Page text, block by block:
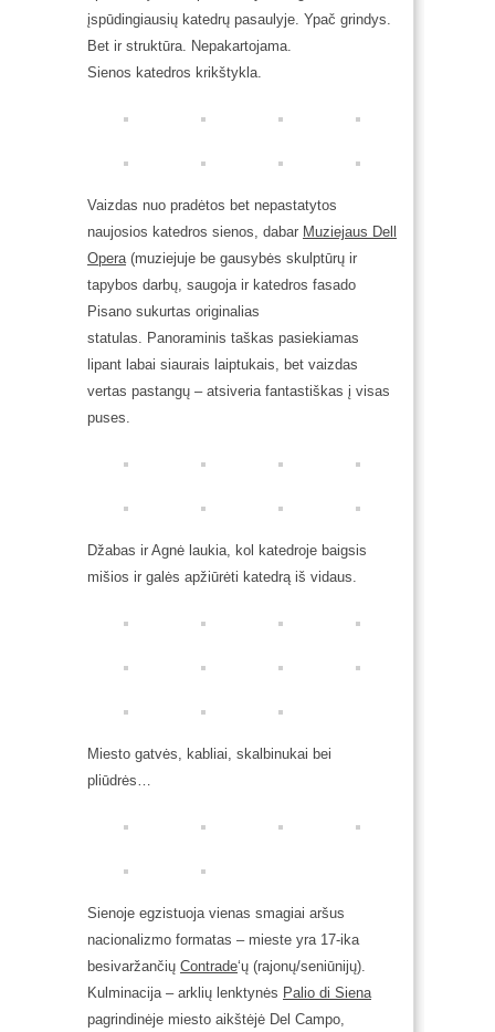
įspūdingiausių katedrų pasaulyje. Ypač grindys.
Bet ir struktūra. Nepakartojama.
Sienos katedros krikštykla.
Vaizdas nuo pradėtos bet nepastatytos
naujosios katedros sienos, dabar Muziejaus Dell
Opera (muziejuje be gausybės skulptūrų ir
tapybos darbų, saugoja ir katedros fasado
Pisano sukurtas originalias
statulas. Panoraminis taškas pasiekiamas
lipant labai siaurais laiptukais, bet vaizdas
vertas pastangų – atsiveria fantastiškas į visas
puses.
Džabas ir Agnė laukia, kol katedroje baigsis
mišios ir galės apžiūrėti katedrą iš vidaus.
Miesto gatvės, kabliai, skalbinukai bei
pliūdrės…
Sienoje egzistuoja vienas smagiai aršus
nacionalizmo formatas – mieste yra 17-ika
besivaržančių Contrade‘ų (rajonų/seniūnijų).
Kulminacija – arklių lenktynės Palio di Siena
pagrindinėje miesto aikštėjė Del Campo,